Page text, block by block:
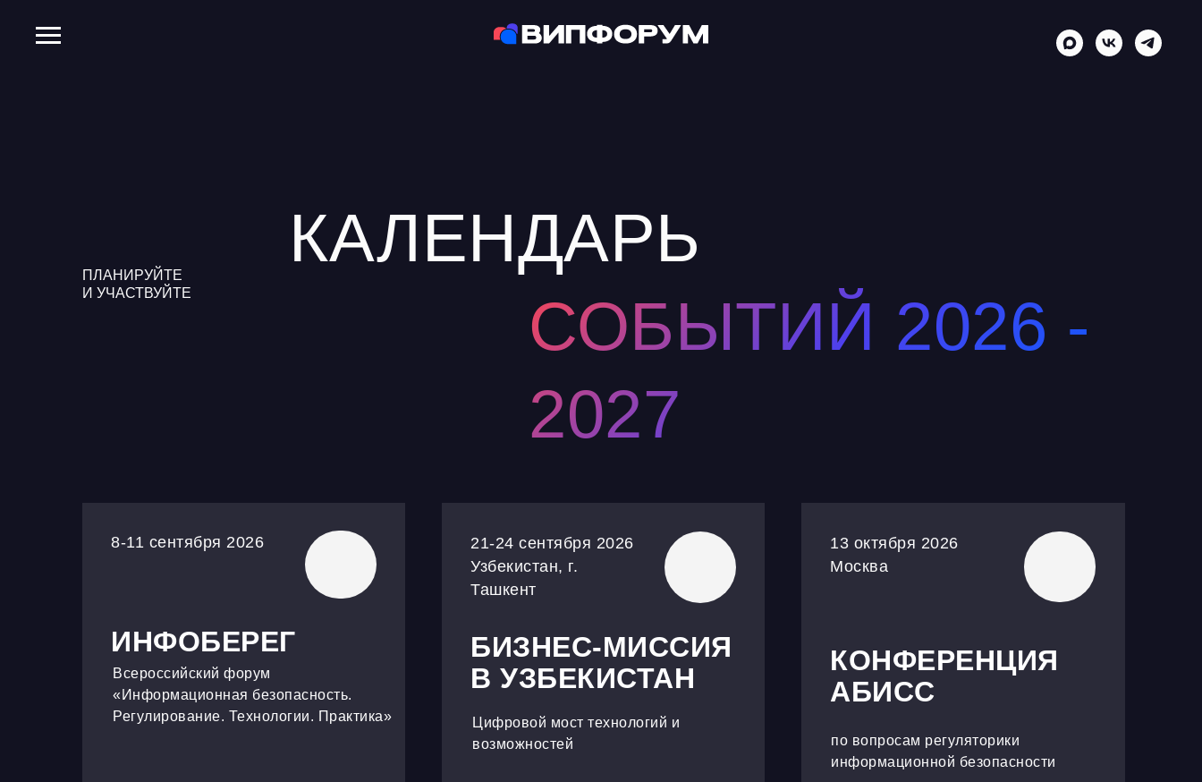
ПЛАНИРУЙТЕ
И УЧАСТВУЙТЕ
СОБЫТИЙ 2026 -
2027
КАЛЕНДАРЬ
ИНФОБЕРЕГ
8-11 сентября 2026
Всероссийский форум
«Информационная безопасность.
Регулирование. Технологии. Практика»
БИЗНЕС-МИССИЯ
В УЗБЕКИСТАН
21-24 сентября 2026
Узбекистан, г.
Ташкент
Цифровой мост технологий и
возможностей
КОНФЕРЕНЦИЯ
АБИСС
13 октября 2026
Москва
по вопросам регуляторики
информационной безопасности